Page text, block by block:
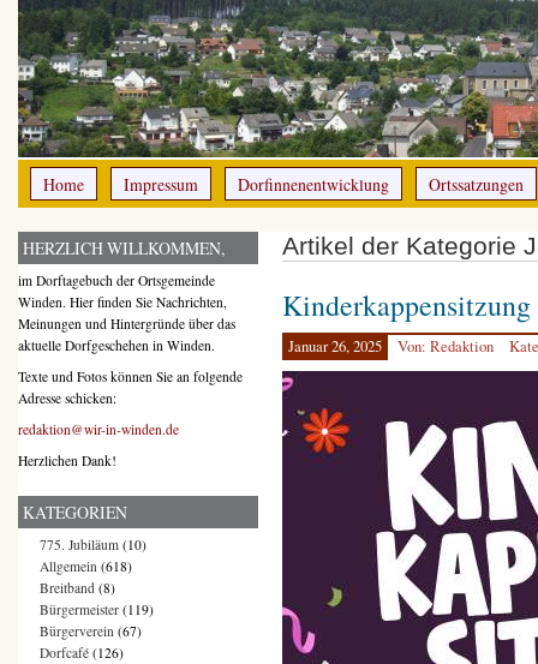
Home Impressum Dorfinnenentwicklung Ortssatzungen
Artikel der Kategorie
Januar 26, 2025 Von: Redaktion
HERZLICH WILLKOMMEN,
im Dorftagebuch der Ortsgemeinde
Winden. Hier finden Sie Nachrichten,
Meinungen und Hintergründe über das
aktuelle Dorfgeschehen in Winden.
Texte und Fotos können Sie an folgende
Adresse schicken:
redaktion@wir-in-winden.de
Herzlichen Dank!
KATEGORIEN
775. Jubiläum (10)
Allgemein (618)
Breitband (8)
Bürgermeister (119)
Bürgerverein (67)
Dorfcafé (126)